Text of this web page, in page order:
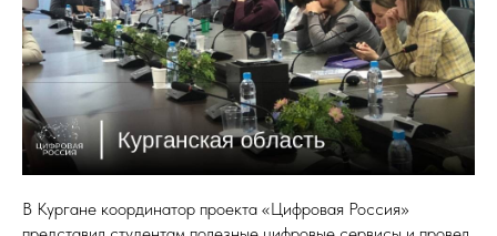
В Кургане координатор проекта «Цифровая Россия»